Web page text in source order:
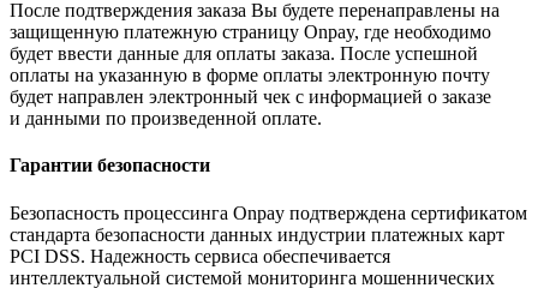
После подтверждения заказа Вы будете перенаправлены на
защищенную платежную страницу Onpay, где необходимо
будет ввести данные для оплаты заказа. После успешной
оплаты на указанную в форме оплаты электронную почту
будет направлен электронный чек с информацией о заказе
и данными по произведенной оплате.
Гарантии безопасности
Безопасность процессинга Onpay подтверждена сертификатом
стандарта безопасности данных индустрии платежных карт
PCI DSS. Надежность сервиса обеспечивается
интеллектуальной системой мониторинга мошеннических